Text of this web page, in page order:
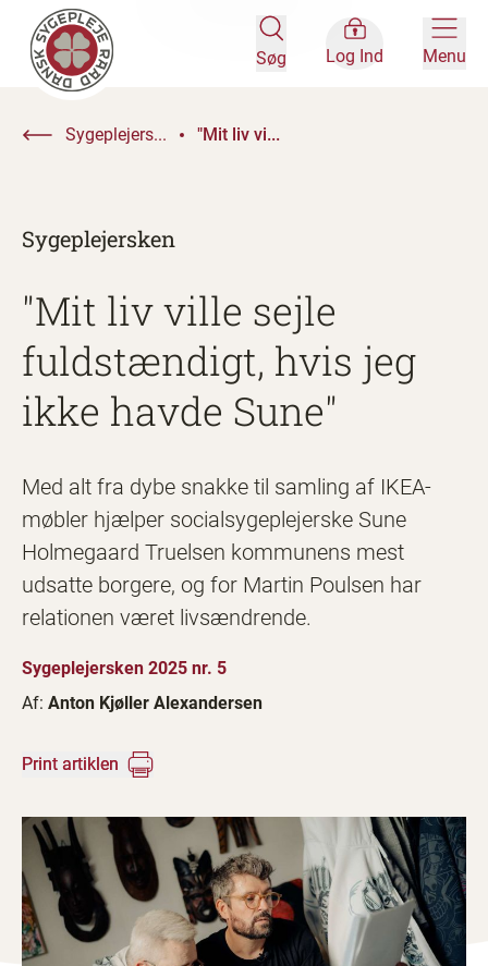
Søg Log Ind Menu
Sygeplejers... "Mit liv vi...
Sygeplejersken
"Mit liv ville sejle
fuldstændigt, hvis jeg
ikke havde Sune"
Med alt fra dybe snakke til samling af IKEA-
møbler hjælper socialsygeplejerske Sune
Holmegaard Truelsen kommunens mest
udsatte borgere, og for Martin Poulsen har
relationen været livsændrende.
Sygeplejersken 2025 nr. 5
Af: Anton Kjøller Alexandersen
Print artiklen